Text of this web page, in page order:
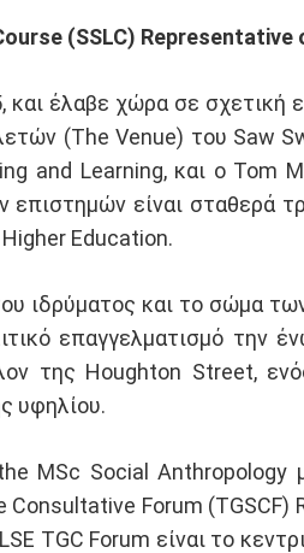
(SSLC) Representative
έλαβε χώρα σε σχετική
(The Venue) του Saw
and Learning, και ο Tom
επιστημών είναι σταθερά
Education.
ιδρύματος και το σώμα
επαγγελματισμό την
της Houghton Street,
υφηλίου.
MSc Social
Consultative Forum
TGC Forum είναι το